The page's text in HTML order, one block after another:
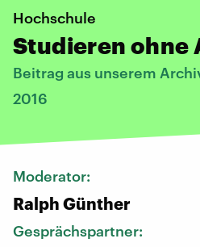
Hochschule
Studieren ohne
Beitrag aus unserem
2016
Moderator:
Ralph Günther
Gesprächspartner: